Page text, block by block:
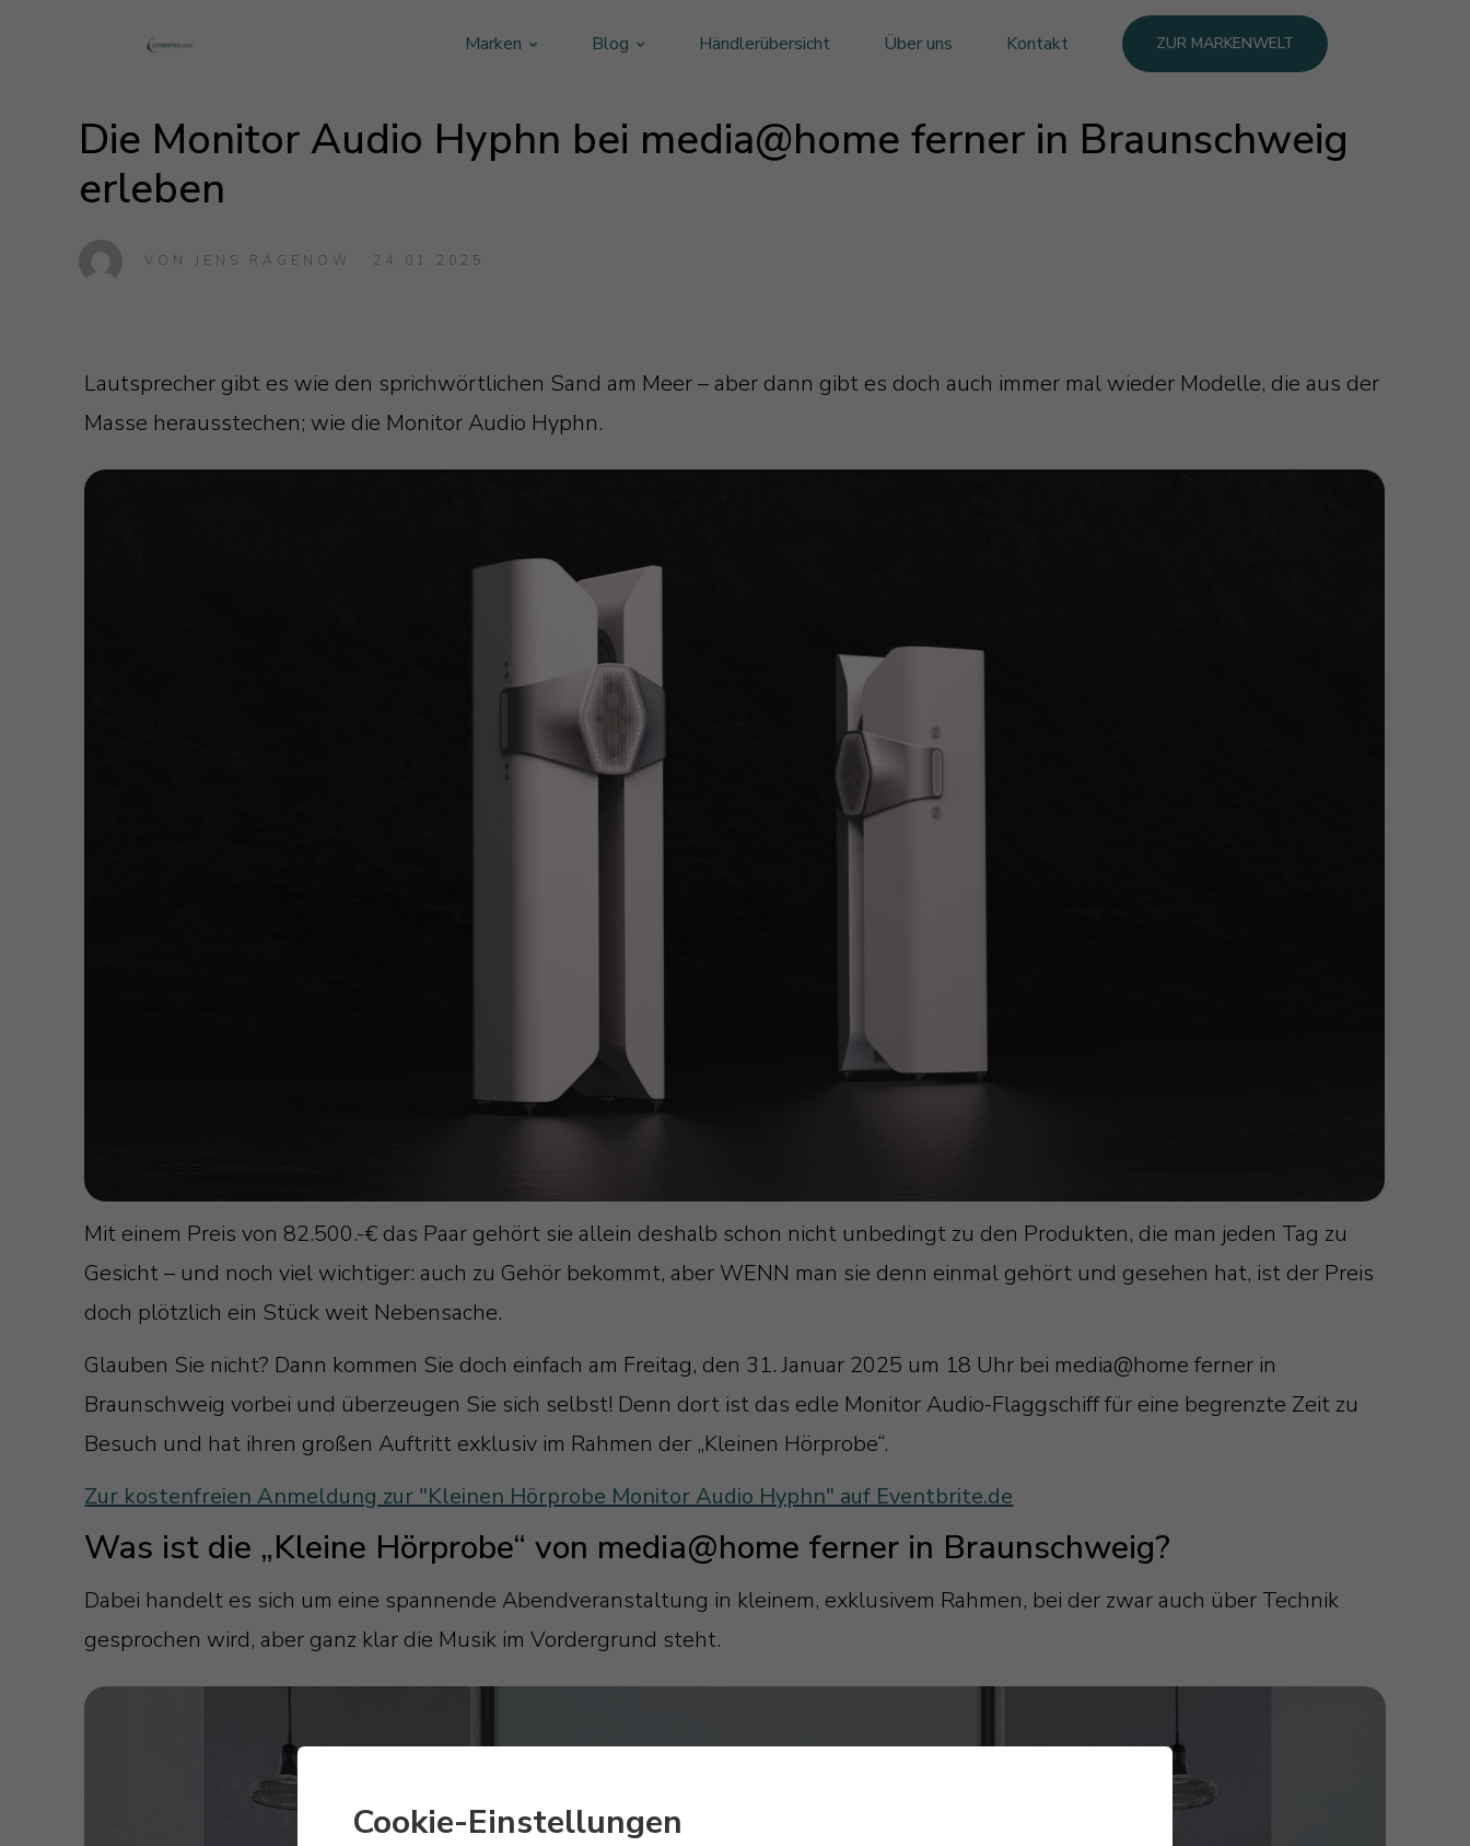
Marken Blog Händlerübersicht Über uns Kontakt ZUR MARKENWELT
Monitor Audio Custom Install
Blok
Blog Roksan
Blog Blok
Die Monitor Audio Hyphn bei media@home ferner in Braunschweig
erleben
VON JENS RAGENOW 24.01.2025
Lautsprecher gibt es wie den sprichwörtlichen Sand am Meer – aber dann gibt es doch auch immer mal wieder Modelle, die aus der
Masse herausstechen; wie die Monitor Audio Hyphn.
Mit einem Preis von 82.500.-€ das Paar gehört sie allein deshalb schon nicht unbedingt zu den Produkten, die man jeden Tag zu
Gesicht – und noch viel wichtiger: auch zu Gehör bekommt, aber WENN man sie denn einmal gehört und gesehen hat, ist der Preis
doch plötzlich ein Stück weit Nebensache.
Glauben Sie nicht? Dann kommen Sie doch einfach am Freitag, den 31. Januar 2025 um 18 Uhr bei media@home ferner in
Braunschweig vorbei und überzeugen Sie sich selbst! Denn dort ist das edle Monitor Audio-Flaggschiff für eine begrenzte Zeit zu
Besuch und hat ihren großen Auftritt exklusiv im Rahmen der „Kleinen Hörprobe“.
Zur kostenfreien Anmeldung zur "Kleinen Hörprobe Monitor Audio Hyphn" auf Eventbrite.de
Was ist die „Kleine Hörprobe“ von media@home ferner in Braunschweig?
Dabei handelt es sich um eine spannende Abendveranstaltung in kleinem, exklusivem Rahmen, bei der zwar auch über Technik
gesprochen wird, aber ganz klar die Musik im Vordergrund steht.
Cookie-Einstellungen